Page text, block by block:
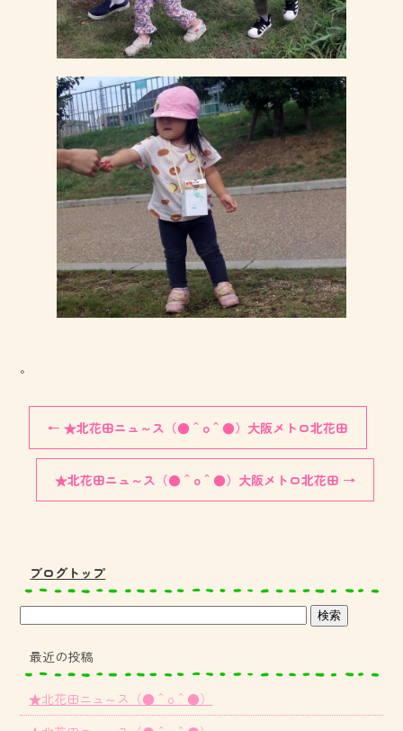
。
← ★北花田ニュ～ス（●＾o＾●）大阪メトロ北花田
★北花田ニュ～ス（●＾o＾●）大阪メトロ北花田 →
ブログトップ
最近の投稿
★北花田ニュ～ス（●＾o＾●）